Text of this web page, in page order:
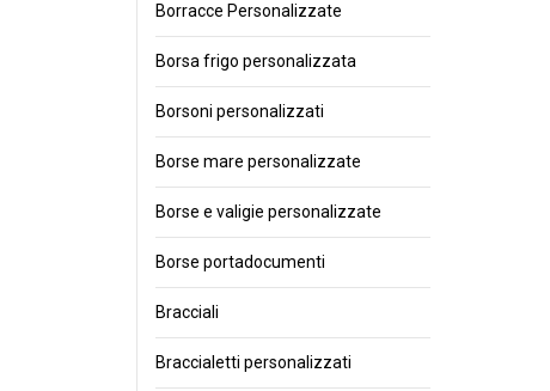
Borracce Personalizzate
Borsa frigo personalizzata
Borsoni personalizzati
Borse mare personalizzate
Borse e valigie personalizzate
Borse portadocumenti
Bracciali
Braccialetti personalizzati